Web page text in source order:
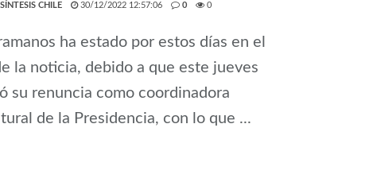
CHILE 30/12/2022 12:57:06 0 0
ha estado por estos días en el
la noticia, debido a que este jueves
su renuncia como coordinadora
de la Presidencia, con lo que ...